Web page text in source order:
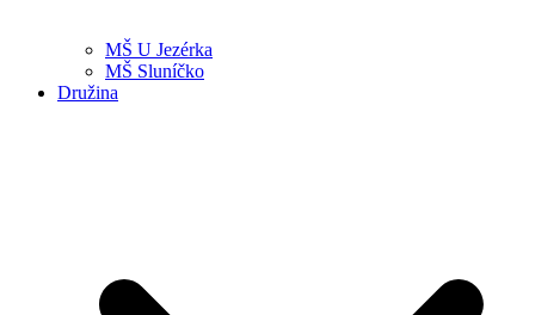
MŠ U Jezérka
MŠ Sluníčko
Družina